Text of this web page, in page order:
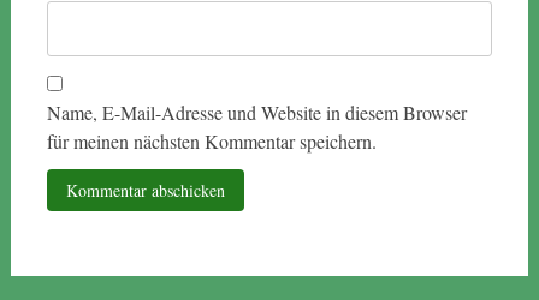
Name, E-Mail-Adresse und Website in diesem Browser
für meinen nächsten Kommentar speichern.